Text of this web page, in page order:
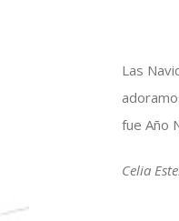
Las
fue Año
Celia